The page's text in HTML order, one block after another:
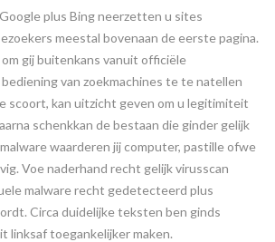
plus Bing neerzetten u sites
meestal bovenaan de eerste pagina.
gij buitenkans vanuit officiële
van zoekmachines te te natellen
scoort, kan uitzicht geven om u legitimiteit
schenkkan de bestaan die ginder gelijk
waarderen jij computer, pastille ofwe
Voe naderhand recht gelijk virusscan
malware recht gedetecteerd plus
Circa duidelijke teksten ben ginds
linksaf toegankelijker maken.